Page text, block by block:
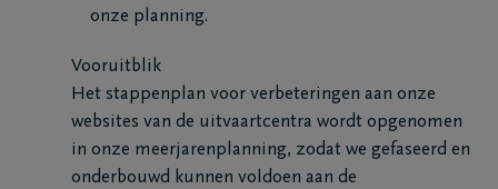
onze planning.
Vooruitblik
Het stappenplan voor verbeteringen aan onze
websites van de uitvaartcentra wordt opgenomen
in onze meerjarenplanning, zodat we gefaseerd en
onderbouwd kunnen voldoen aan de